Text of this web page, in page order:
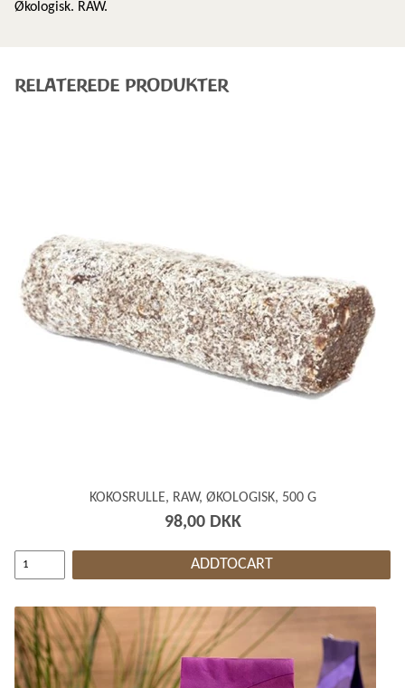
Økologisk. RAW.
RELATEREDE PRODUKTER
KOKOSRULLE, RAW, ØKOLOGISK, 500 G
98,00 DKK
ADDTOCART